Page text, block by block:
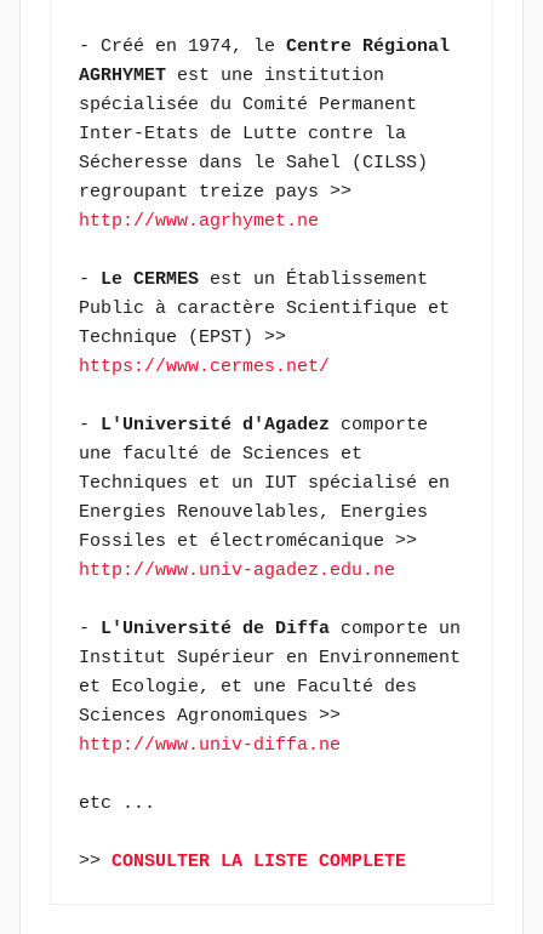
- Créé en 1974, le Centre Régional
AGRHYMET est une institution
spécialisée du Comité Permanent
Inter-Etats de Lutte contre la
Sécheresse dans le Sahel (CILSS)
regroupant treize pays >>
http://www.agrhymet.ne
- Le CERMES est un Établissement
Public à caractère Scientifique et
Technique (EPST) >>
https://www.cermes.net/
- L'Université d'Agadez comporte
une faculté de Sciences et
Techniques et un IUT spécialisé en
Energies Renouvelables, Energies
Fossiles et électromécanique >>
http://www.univ-agadez.edu.ne
- L'Université de Diffa comporte un
Institut Supérieur en Environnement
et Ecologie, et une Faculté des
Sciences Agronomiques >>
http://www.univ-diffa.ne
etc ...
>> CONSULTER LA LISTE COMPLETE